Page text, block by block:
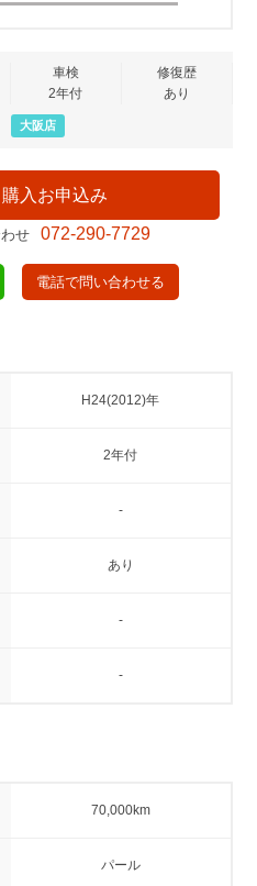
車検
2年付
修復歴
あり
大阪店
入お申込み
せ 072-290-7729
電話で問い合わせる
H24(2012)年
2年付
-
あり
-
-
70,000km
パール